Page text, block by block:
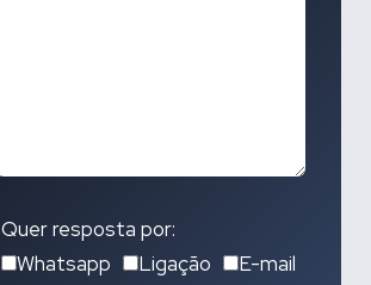
Quer resposta por:
Whatsapp
Ligação E-mail